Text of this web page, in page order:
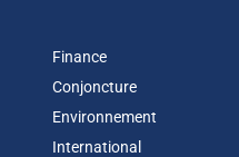
Finance
Conjoncture
Environnement
International